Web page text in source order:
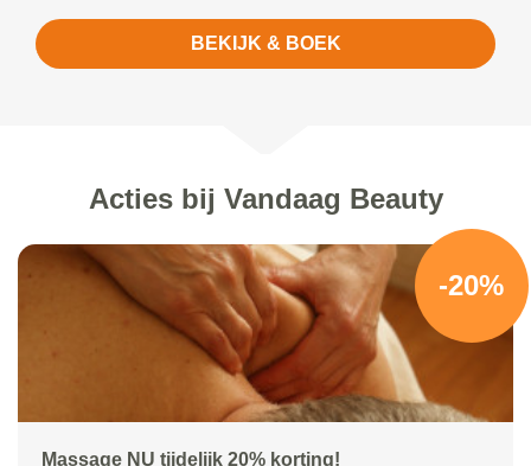
BEKIJK & BOEK
Acties bij Vandaag Beauty
-20%
Massage NU tijdelijk 20% korting!